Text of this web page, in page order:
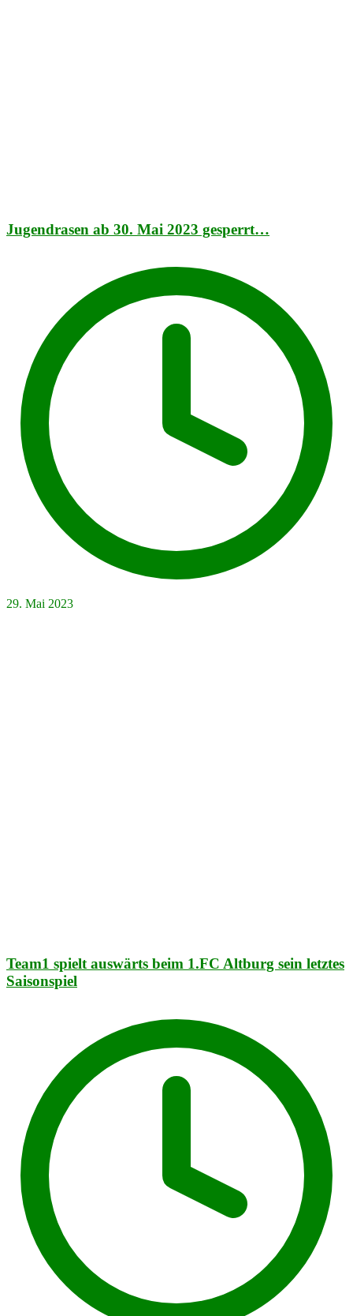
Jugendrasen ab 30. Mai 2023 gesperrt…
29. Mai 2023
Team1 spielt auswärts beim 1.FC Altburg sein letztes
Saisonspiel